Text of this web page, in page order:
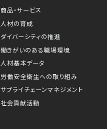
商品・サービス
人材の育成
ダイバーシティの推進
働きがいのある職場環境
人材基本データ
労働安全衛生への取り組み
サプライチェーンマネジメント
社会貢献活動